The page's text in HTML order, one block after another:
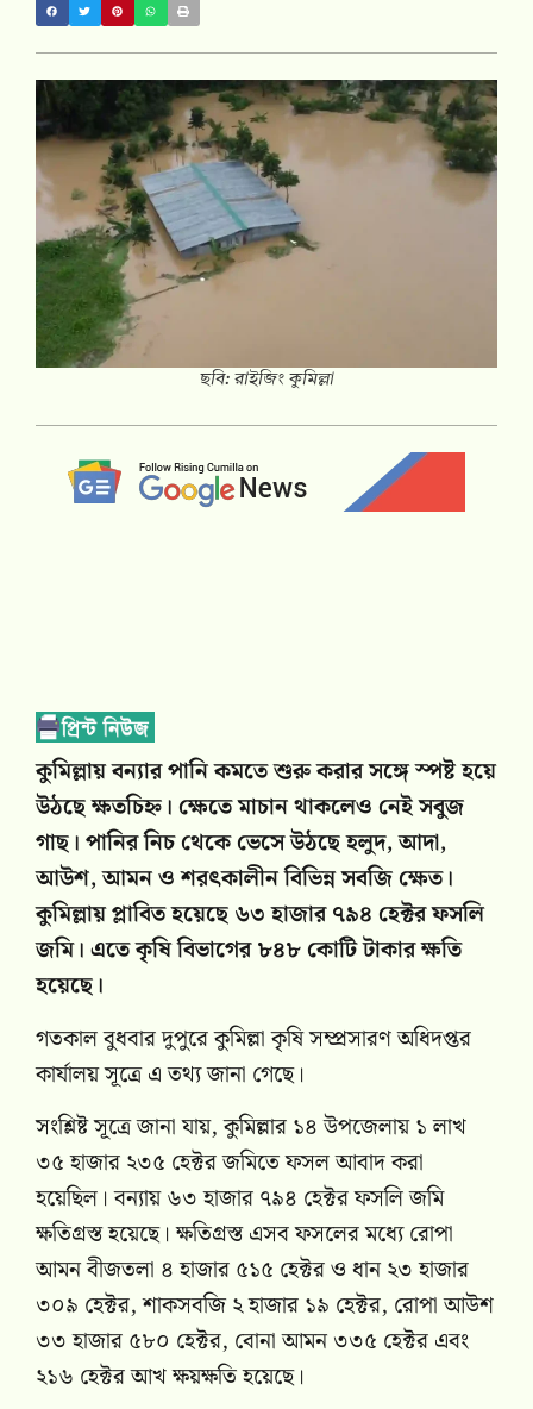
ছবি: রাইজিং কুমিল্লা
কুমিল্লায় বন্যার পানি কমতে শুরু করার সঙ্গে স্পষ্ট হয়ে
উঠছে ক্ষতচিহ্ন। ক্ষেতে মাচান থাকলেও নেই সবুজ
গাছ। পানির নিচ থেকে ভেসে উঠছে হলুদ, আদা,
আউশ, আমন ও শরৎকালীন বিভিন্ন সবজি ক্ষেত।
কুমিল্লায় প্লাবিত হয়েছে ৬৩ হাজার ৭৯৪ হেক্টর ফসলি
জমি। এতে কৃষি বিভাগের ৮৪৮ কোটি টাকার ক্ষতি
হয়েছে।
গতকাল বুধবার দুপুরে কুমিল্লা কৃষি সম্প্রসারণ অধিদপ্তর
কার্যালয় সূত্রে এ তথ্য জানা গেছে।
সংশ্লিষ্ট সূত্রে জানা যায়, কুমিল্লার ১৪ উপজেলায় ১ লাখ
৩৫ হাজার ২৩৫ হেক্টর জমিতে ফসল আবাদ করা
হয়েছিল। বন্যায় ৬৩ হাজার ৭৯৪ হেক্টর ফসলি জমি
ক্ষতিগ্রস্ত হয়েছে। ক্ষতিগ্রস্ত এসব ফসলের মধ্যে রোপা
আমন বীজতলা ৪ হাজার ৫১৫ হেক্টর ও ধান ২৩ হাজার
৩০৯ হেক্টর, শাকসবজি ২ হাজার ১৯ হেক্টর, রোপা আউশ
৩৩ হাজার ৫৮০ হেক্টর, বোনা আমন ৩৩৫ হেক্টর এবং
২১৬ হেক্টর আখ ক্ষয়ক্ষতি হয়েছে।